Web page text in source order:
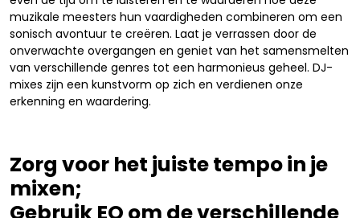
muzikale meesters hun vaardigheden combineren om een
sonisch avontuur te creëren. Laat je verrassen door de
onverwachte overgangen en geniet van het samensmelten
van verschillende genres tot een harmonieus geheel. DJ-
mixes zijn een kunstvorm op zich en verdienen onze
erkenning en waardering.
Zorg voor het juiste tempo in je
mixen;